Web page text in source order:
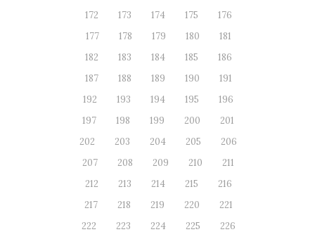
172
173 174 175
176
177
178 179 180
181
182
183 184 185
186
187
188 189 190
191
192
193 194 195
196
197
198 199 200
201
202
203 204 205
206
207
208 209 210
211
212
213 214 215
216
217
218 219 220
221
222
223 224 225
226